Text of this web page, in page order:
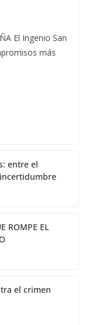
El Ingenio San
más
entre el
ROMPE EL
el crimen